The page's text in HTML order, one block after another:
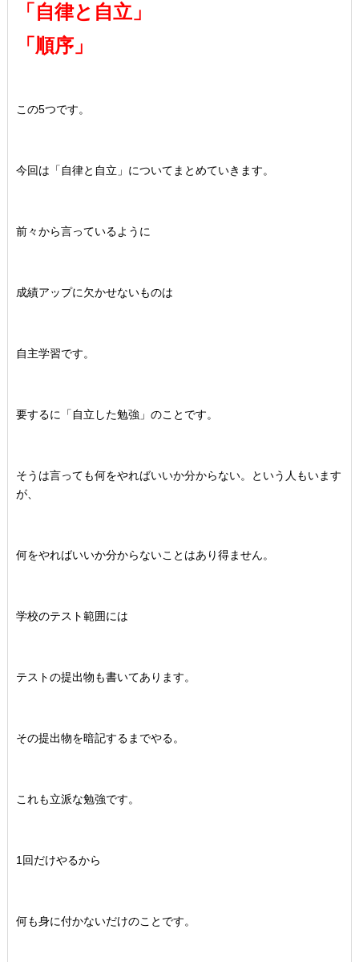
「自律と自立」
「順序」
この5つです。
今回は「自律と自立」についてまとめていきます。
前々から言っているように
成績アップに欠かせないものは
自主学習です。
要するに「自立した勉強」のことです。
そうは言っても何をやればいいか分からない。という人もいます
が、
何をやればいいか分からないことはあり得ません。
学校のテスト範囲には
テストの提出物も書いてあります。
その提出物を暗記するまでやる。
これも立派な勉強です。
1回だけやるから
何も身に付かないだけのことです。